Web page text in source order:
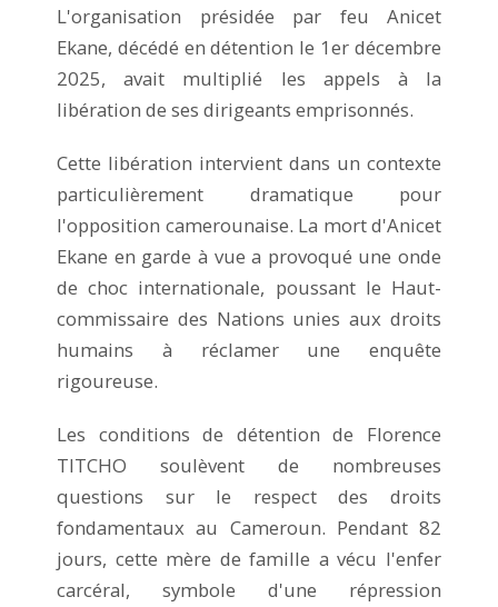
L'organisation présidée par feu Anicet
Ekane, décédé en détention le 1er décembre
2025, avait multiplié les appels à la
libération de ses dirigeants emprisonnés.
Cette libération intervient dans un contexte
particulièrement dramatique pour
l'opposition camerounaise. La mort d'Anicet
Ekane en garde à vue a provoqué une onde
de choc internationale, poussant le Haut-
commissaire des Nations unies aux droits
humains à réclamer une enquête
rigoureuse.
Les conditions de détention de Florence
TITCHO soulèvent de nombreuses
questions sur le respect des droits
fondamentaux au Cameroun. Pendant 82
jours, cette mère de famille a vécu l'enfer
carcéral, symbole d'une répression